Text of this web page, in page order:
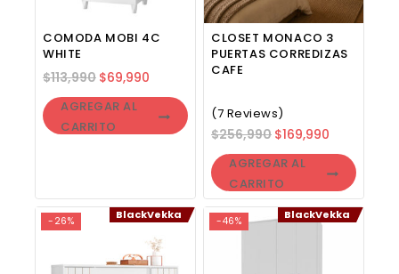
COMODA MOBI 4C
WHITE
$113,990 $69,990
AGREGAR AL
CARRITO
CLOSET MONACO 3
PUERTAS CORREDIZAS
CAFE
(7 Reviews)
$256,990 $169,990
AGREGAR AL
CARRITO
-26% BlackVekka -46% BlackVekka